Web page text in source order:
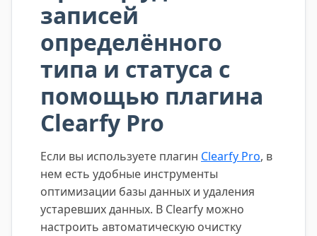
записей
определённого
типа и статуса с
помощью плагина
Clearfy Pro
Если вы используете плагин Clearfy Pro, в
нем есть удобные инструменты
оптимизации базы данных и удаления
устаревших данных. В Clearfy можно
настроить автоматическую очистку